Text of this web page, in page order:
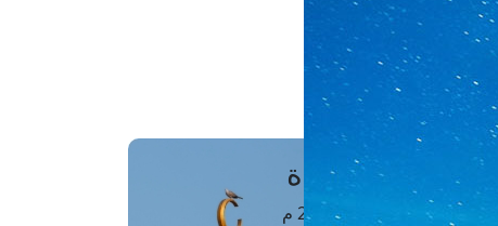
حجز موعد
الفتوى الهاتفية
مَواقِيتُ الصَّـــلاة
القاهرة · 06 أغسطس 2026 م